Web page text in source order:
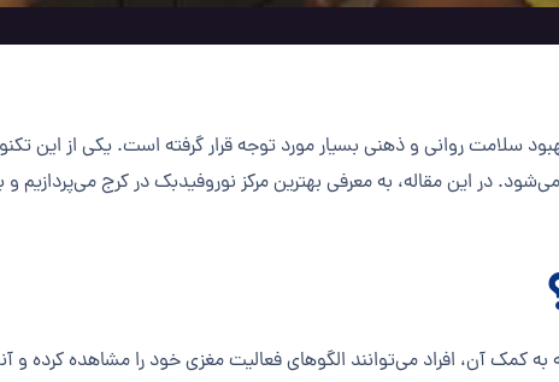
بهبود سلامت روانی و ذهنی بسیار مورد توجه قرار گرفته است. یکی از
در این مقاله، به معرفی بهترین مرکز نوروفیدبک در کرج می‌پردازیم
کمک آن، افراد می‌توانند الگوهای فعالیت مغزی خود را مشاهده کرده و